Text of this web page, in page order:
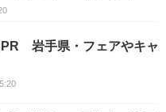
こにもない」
岩手県・フェアやキャ